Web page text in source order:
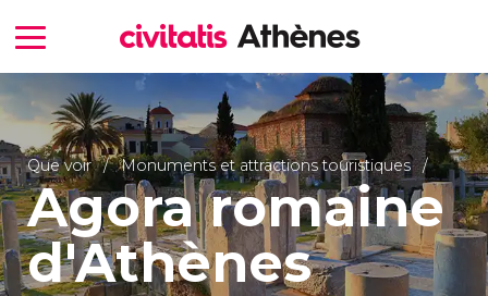
Que voir Monuments et attractions touristiques
Agora romaine
d'Athènes